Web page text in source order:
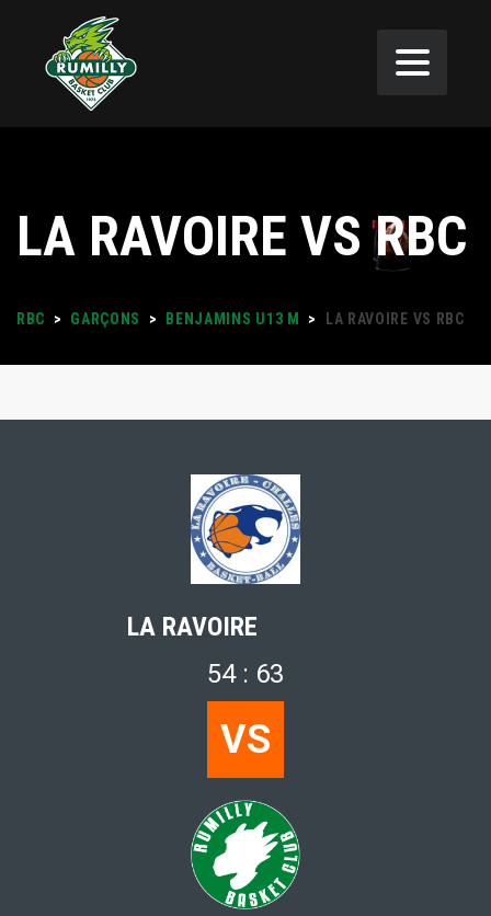
LA RAVOIRE VS RBC
RBC > GARÇONS > BENJAMINS U13 M > LA RAVOIRE VS RBC
LA RAVOIRE
54 : 63
VS